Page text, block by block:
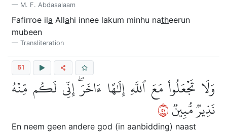
M. F. Abdasalaam
Fafirroe ila Allahi innee lakum minhu natheerun
mubeen
Transliteration
51
وَلَا تَجۡعَلُواْ مَعَ ٱللَّهِ إِلَٰهًا ءَاخَرَۖ إِنِّي لَكُم مِّنۡهُ
نَذِيرٞ مُّبِينٞ١٥
En neem geen andere god (in aanbidding) naast